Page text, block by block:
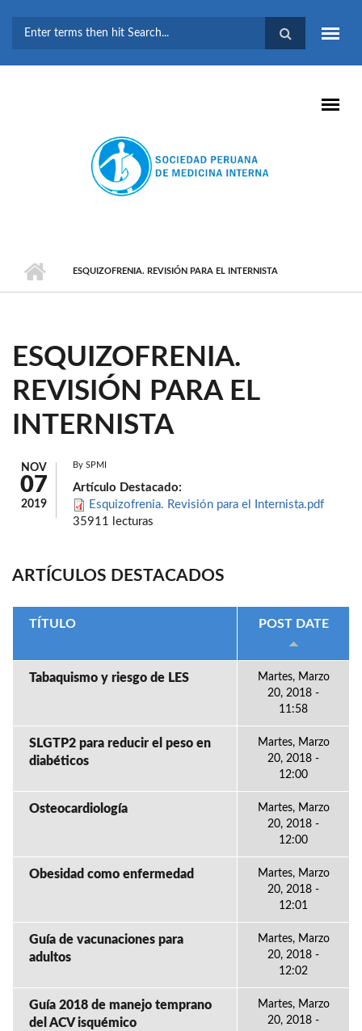
BÚSQUEDA
ESQUIZOFRENIA. REVISIÓN PARA EL INTERNISTA
ESQUIZOFRENIA.
REVISIÓN PARA EL
INTERNISTA
NOV
07
2019
By SPMI
Artículo Destacado:
Esquizofrenia. Revisión para el Internista.pdf
35911 lecturas
ARTÍCULOS DESTACADOS
TÍTULO POST DATE
Tabaquismo y riesgo de LES
Martes, Marzo
20, 2018 -
11:58
SLGTP2 para reducir el peso en
diabéticos
Martes, Marzo
20, 2018 -
12:00
Osteocardiología
Martes, Marzo
20, 2018 -
12:00
Obesidad como enfermedad
Martes, Marzo
20, 2018 -
12:01
Guía de vacunaciones para
adultos
Martes, Marzo
20, 2018 -
12:02
Guía 2018 de manejo temprano
del ACV isquémico
Martes, Marzo
20, 2018 -